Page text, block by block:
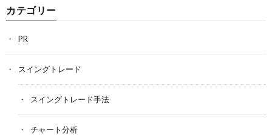
カテゴリー
PR
スイングトレード
スイングトレード手法
チャート分析